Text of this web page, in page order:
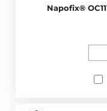
Napofix®